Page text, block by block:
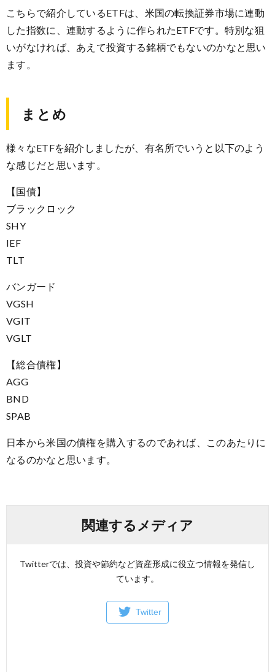
こちらで紹介しているETFは、米国の転換証券市場に連動
した指数に、連動するように作られたETFです。特別な狙
いがなければ、あえて投資する銘柄でもないのかなと思い
ます。
まとめ
様々なETFを紹介しましたが、有名所でいうと以下のよう
な感じだと思います。
【国債】
ブラックロック
SHY
IEF
TLT
バンガード
VGSH
VGIT
VGLT
【総合債権】
AGG
BND
SPAB
日本から米国の債権を購入するのであれば、このあたりに
なるのかなと思います。
関連するメディア
Twitterでは、投資や節約など資産形成に役立つ情報を発信し
ています。
Twitter